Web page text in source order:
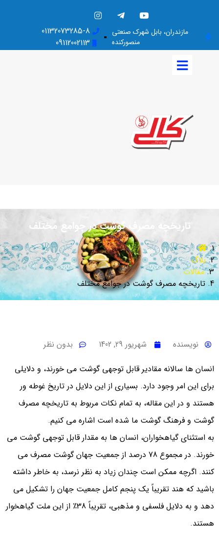
مازندران، بابل شهرک صنعتی
منصورکنده
01132073285-8
09112002113
تاریخچه مصرف گوشت در جوامع مختلف
بلاگ
مقالات
تاریخچه مصرف گوشت در جوامع مختلف
نویسنده شهریور 29, 1402
بدون نظر
انسان ها سالانه مقادیر قابل توجهی گوشت می خورند، و دلایلی
برای این امر وجود دارد. بسیاری از این دلایل در تاریخ غوطه ور
هستند و در این مقاله، به تمام نکات مربوط به تاریخچه مصرف
گوشت و فرهنگ گوشت ما شده است اشاره می کنیم.
به استثنای گیاهخواران، انسان ها به مقدار قابل توجهی گوشت می
خورند. در مجموع 78 درصد از جمعیت جهان گوشت مصرف می
کنند. اگرچه ممکن است چندان زیاد به نظر نرسد، به خاطر داشته
باشید که هند تقریباً یک پنجم کامل جمعیت جهان را تشکیل می
دهد و به دلایل فلسفی و مذهبی، تقریباً 38٪ از این ملت گیاهخوار
هستند.